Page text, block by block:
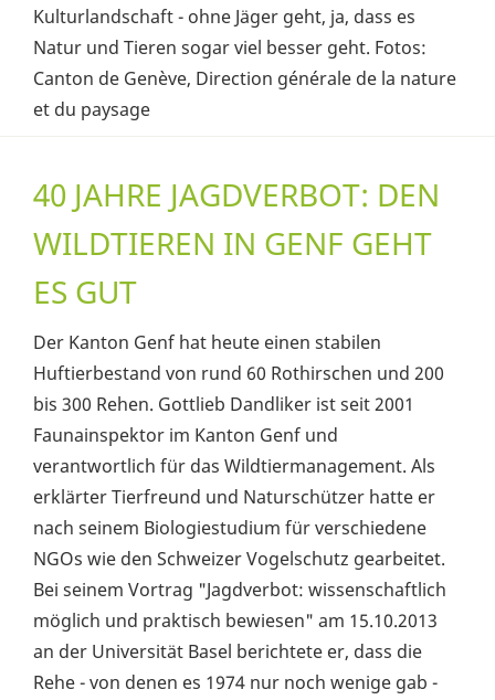
Kulturlandschaft - ohne Jäger geht, ja, dass es
Natur und Tieren sogar viel besser geht. Fotos:
Canton de Genève, Direction générale de la nature
et du paysage
40 JAHRE JAGDVERBOT: DEN
WILDTIEREN IN GENF GEHT
ES GUT
Der Kanton Genf hat heute einen stabilen
Huftierbestand von rund 60 Rothirschen und 200
bis 300 Rehen. Gottlieb Dandliker ist seit 2001
Faunainspektor im Kanton Genf und
verantwortlich für das Wildtiermanagement. Als
erklärter Tierfreund und Naturschützer hatte er
nach seinem Biologiestudium für verschiedene
NGOs wie den Schweizer Vogelschutz gearbeitet.
Bei seinem Vortrag "Jagdverbot: wissenschaftlich
möglich und praktisch bewiesen" am 15.10.2013
an der Universität Basel berichtete er, dass die
Rehe - von denen es 1974 nur noch wenige gab -